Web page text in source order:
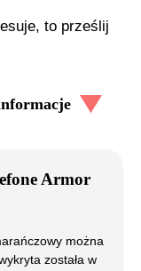
to prześlij
Armor
można
została w